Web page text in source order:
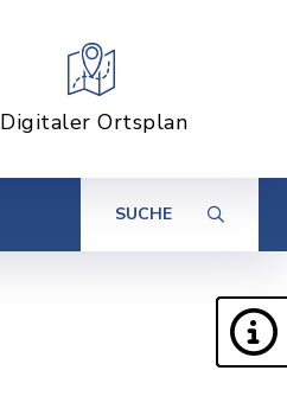
Digitaler Ortsplan
SUCHE